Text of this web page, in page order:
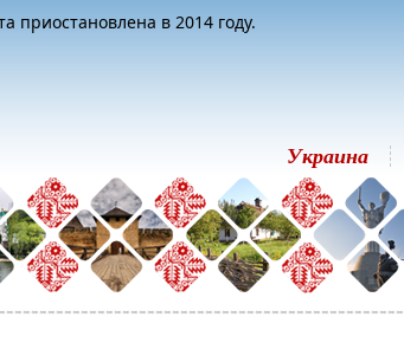
приостановлена в 2014 году.
Украина